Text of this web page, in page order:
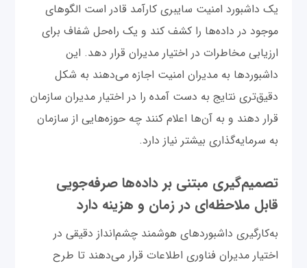
یک داشبورد امنیت سایبری کارآمد قادر است الگوهای
موجود در داده‌ها را کشف کند و یک راه‌حل شفاف برای
ارزیابی مخاطرات در اختیار مدیران قرار دهد. این
داشبوردها به مدیران امنیت اجازه می‌دهند به شکل
دقیق‌تری نتایج به دست‌ آمده را در اختیار مدیران سازمان
قرار دهند و به آن‌ها اعلام کنند چه حوزه‌هایی از سازمان
به سرمایه‌گذاری بیشتر نیاز دارد.
تصمیم‌گیری مبتنی بر داده‌ها صرفه‌جویی
قابل ملاحظه‌ای در زمان و هزینه‌ دارد
به‌کارگیری داشبوردهای هوشمند چشم‌انداز دقیقی در
اختیار مدیران فناوری اطلاعات قرار می‌دهند تا طرح